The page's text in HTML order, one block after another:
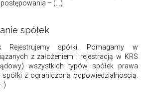
– (...)
spółek
Rejestrujemy spółki. Pomagamy w
z założeniem i rejestracją w KRS
wszystkich typów spółek prawa
z ograniczoną odpowiedzialnością.